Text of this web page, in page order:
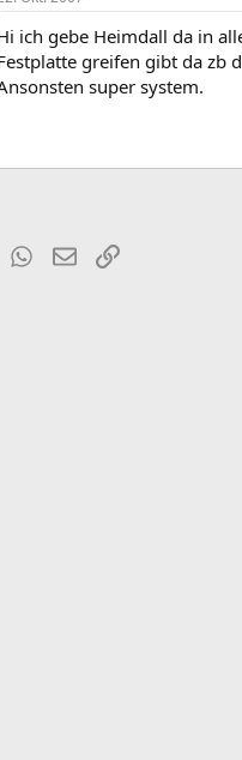
ich gebe Heimdall da in
greifen gibt da zb
super system.​
LinkedInWhatsApp
E-MailLink